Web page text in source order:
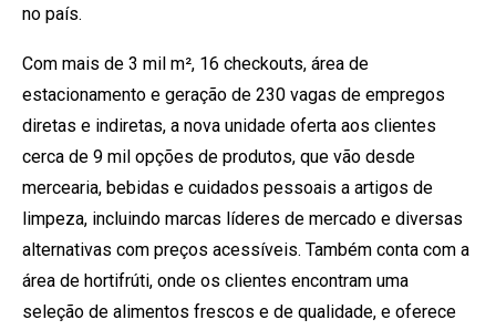
no país.
Com mais de 3 mil m², 16 checkouts, área de
estacionamento e geração de 230 vagas de empregos
diretas e indiretas, a nova unidade oferta aos clientes
cerca de 9 mil opções de produtos, que vão desde
mercearia, bebidas e cuidados pessoais a artigos de
limpeza, incluindo marcas líderes de mercado e diversas
alternativas com preços acessíveis. Também conta com a
área de hortifrúti, onde os clientes encontram uma
seleção de alimentos frescos e de qualidade, e oferece